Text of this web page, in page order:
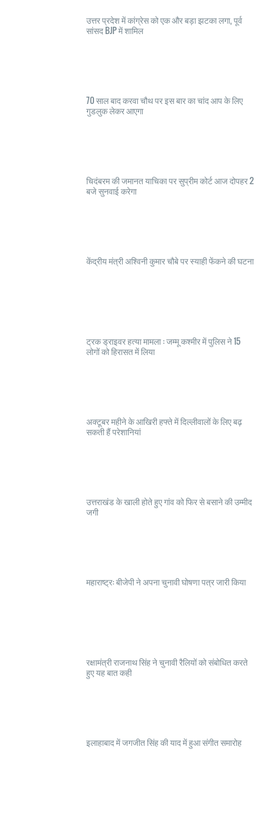
उत्तर प्रदेश में कांग्रेस को एक और बड़ा झटका लगा, पूर्व
सांसद BJP में शामिल
70 साल बाद करवा चौथ पर इस बार का चांद आप के लिए
गुडलुक लेकर आएगा
चिदंबरम की जमानत याचिका पर सुप्रीम कोर्ट आज दोपहर 2
बजे सुनवाई करेगा
केंद्रीय मंत्री अश्विनी कुमार चौबे पर स्याही फेंकने की घटना
ट्रक ड्राइवर हत्या मामला : जम्मू कश्मीर में पुलिस ने 15
लोगों को हिरासत में लिया
अक्टूबर महीने के आखिरी हफ्ते में दिल्लीवालों के लिए बढ़
सकती हैं परेशानियां
उत्तराखंड के खाली होते हुए गांव को फिर से बसाने की उम्मीद
जगी
महाराष्ट्र: बीजेपी ने अपना चुनावी घोषणा पत्र जारी किया
रक्षामंत्री राजनाथ सिंह ने चुनावी रैलियों को संबोधित करते
हुए यह बात कही
इलाहाबाद में जगजीत सिंह की याद में हुआ संगीत समारोह